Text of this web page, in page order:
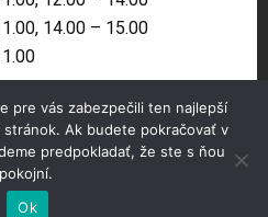
14.00 – 15.00
majetku mesta, n.o.,
pre vás zabezpečili ten najlepší
Ak budete pokračovať v
predpokladať, že ste s ňou
Ok